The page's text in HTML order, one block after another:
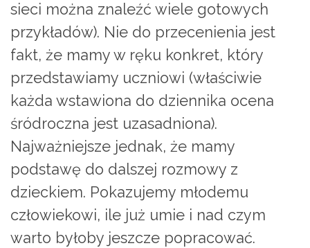
sieci można znaleźć wiele gotowych
przykładów). Nie do przecenienia jest
fakt, że mamy w ręku konkret, który
przedstawiamy uczniowi (właściwie
każda wstawiona do dziennika ocena
śródroczna jest uzasadniona).
Najważniejsze jednak, że mamy
podstawę do dalszej rozmowy z
dzieckiem. Pokazujemy młodemu
człowiekowi, ile już umie i nad czym
warto byłoby jeszcze popracować.